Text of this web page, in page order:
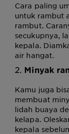
Cara paling
untuk rambut
rambut.
secukupnya,
kepala.
air hangat.
2. Minyak
Kamu juga
membuat
lidah buaya
kelapa.
kepala